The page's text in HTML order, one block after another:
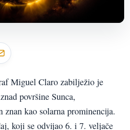
Miguel Claro zabilježio je
površine Sunca,
znan kao solarna prominencija.
koji se odvijao 6. i 7. veljače